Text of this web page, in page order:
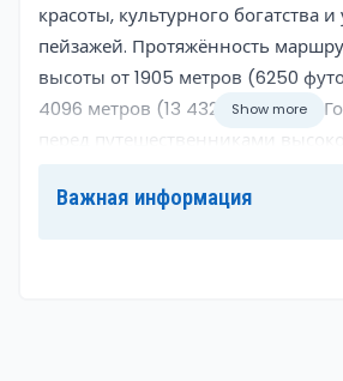
красоты, культурного богатства
пейзажей. Протяжённость
высоты от 1905 метров (6250
4096 метров (13 432 фута) в Му
перед путешественниками
Show more
Важная информация